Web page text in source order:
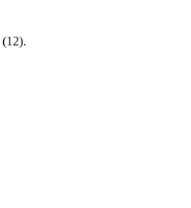
(12).